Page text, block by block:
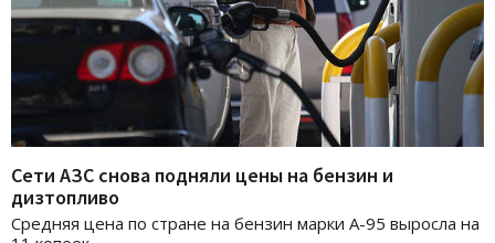
Сети АЗС снова подняли цены на бензин и
дизтопливо
Средняя цена по стране на бензин марки А-95 выросла на